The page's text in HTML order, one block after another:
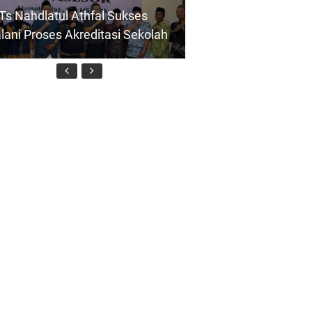
Nahdlatul Athfal Sukses
Proses Akreditasi Sekolah